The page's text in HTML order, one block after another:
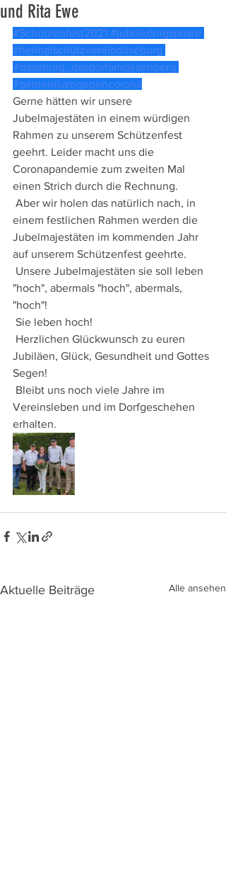
und Rita Ewe
#Schützenfest2021 #jubelkönigspaare
#heimatschutzvereindaseburg
#daseburg_dasdorfamdesenberg
#gemeinsamgegencorona
Gerne hätten wir unsere
Jubelmajestäten in einem würdigen
Rahmen zu unserem Schützenfest
geehrt. Leider macht uns die
Coronapandemie zum zweiten Mal
einen Strich durch die Rechnung.
einem festlichen Rahmen werden die
Jubelmajestäten im kommenden Jahr
auf unserem Schützenfest geehrte.
"hoch", abermals "hoch", abermals,
"hoch"!
Sie leben hoch!
Jubiläen, Glück, Gesundheit und Gottes
Segen!
Vereinsleben und im Dorfgeschehen
erhalten.
Aktuelle Beiträge Alle ansehen